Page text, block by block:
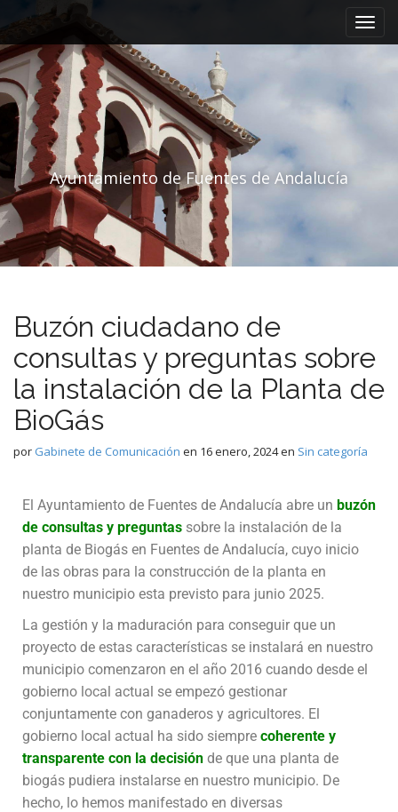
Menú principal
Saltar al contenido
Ayuntamiento de Fuentes de Andalucía
Buzón ciudadano de
consultas y preguntas sobre
la instalación de la Planta de
BioGás
por Gabinete de Comunicación en 16 enero, 2024en Sin categoría
El Ayuntamiento de Fuentes de Andalucía abre un buzón
de consultas y preguntas sobre la instalación de la
planta de Biogás en Fuentes de Andalucía, cuyo inicio
de las obras para la construcción de la planta en
nuestro municipio esta previsto para junio 2025.
La gestión y la maduración para conseguir que un
proyecto de estas características se instalará en nuestro
municipio comenzaron en el año 2016 cuando desde el
gobierno local actual se empezó gestionar
conjuntamente con ganaderos y agricultores. El
gobierno local actual ha sido siempre coherente y
transparente con la decisión de que una planta de
biogás pudiera instalarse en nuestro municipio. De
hecho, lo hemos manifestado en diversas